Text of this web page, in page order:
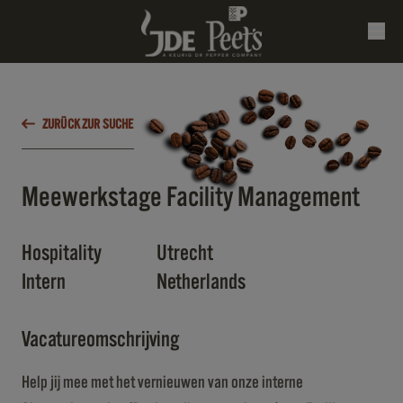
ZURÜCK ZUR SUCHE
Meewerkstage Facility Management
Hospitality
Utrecht
Intern
Netherlands
Vacatureomschrijving
Help jij mee met het vernieuwen van onze interne